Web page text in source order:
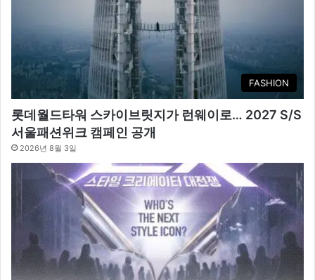
FASHION
롯데월드타워 스카이브릿지가 런웨이로… 2027 S/S
서울패션위크 캠페인 공개
2026년 8월 3일